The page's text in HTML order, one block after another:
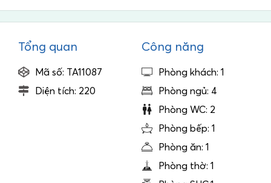
Tổng quan
Mã số: TA11087
Diện tích: 220
Công năng
Phòng khách: 1
Phòng ngủ: 4
Phòng WC: 2
Phòng bếp: 1
Phòng ăn: 1
Phòng thờ: 1